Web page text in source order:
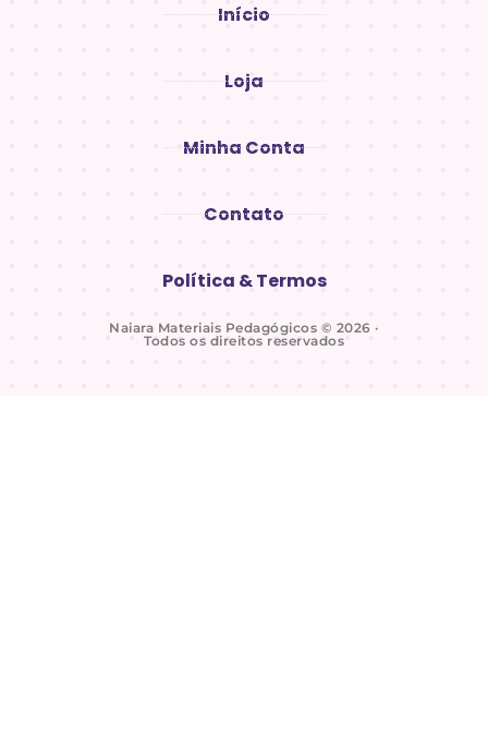
Início
Loja
Minha Conta
Contato
Política & Termos
Naiara Materiais Pedagógicos © 2026 ·
Todos os direitos reservados